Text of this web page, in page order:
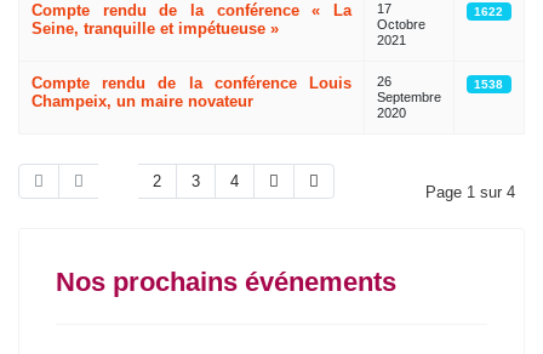
Compte rendu de la conférence « La
Seine, tranquille et impétueuse »
17
Octobre
2021
1622
Compte rendu de la conférence Louis
Champeix, un maire novateur
26
Septembre
2020
1538
Page 1 sur 4
2 3 4
Nos prochains événements